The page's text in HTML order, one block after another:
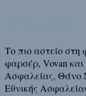
Το πιο αστείο
φαρσέρ, Vovan και
Ασφαλείας, Θάνο
Εθνικής